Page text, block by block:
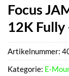
Focus
12K Fully
Artikelnummer:
Kategorie: E-